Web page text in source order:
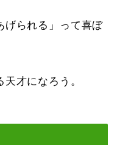
げられる」って喜ぼ
才になろう。